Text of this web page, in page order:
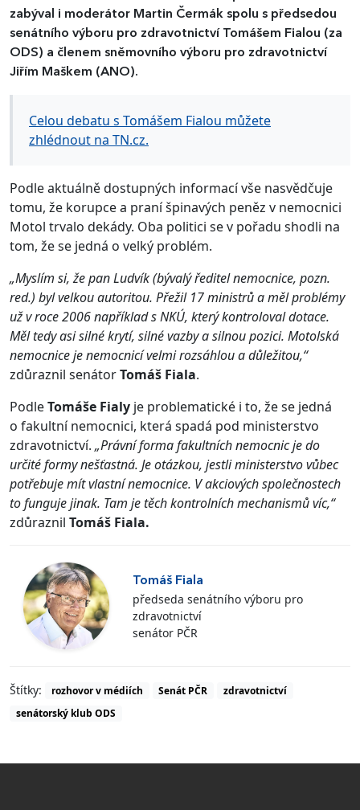
zabýval i moderátor Martin Čermák spolu s předsedou
senátního výboru pro zdravotnictví Tomášem Fialou (za
ODS) a členem sněmovního výboru pro zdravotnictví
Jiřím Maškem (ANO).
Celou debatu s Tomášem Fialou můžete
zhlédnout na TN.cz.
Podle aktuálně dostupných informací vše nasvědčuje
tomu, že korupce a praní špinavých peněz v nemocnici
Motol trvalo dekády. Oba politici se v pořadu shodli na
tom, že se jedná o velký problém.
„Myslím si, že pan Ludvík (bývalý ředitel nemocnice, pozn.
red.) byl velkou autoritou. Přežil 17 ministrů a měl problémy
už v roce 2006 například s NKÚ, který kontroloval dotace.
Měl tedy asi silné krytí, silné vazby a silnou pozici. Motolská
nemocnice je nemocnicí velmi rozsáhlou a důležitou,“
zdůraznil senátorTomáš Fiala.
PodleTomáše Fialy je problematické i to, že se jedná
o fakultní nemocnici, která spadá pod ministerstvo
zdravotnictví. „Právní forma fakultních nemocnic je do
určité formy nešťastná. Je otázkou, jestli ministerstvo vůbec
potřebuje mít vlastní nemocnice. V akciových společnostech
to funguje jinak. Tam je těch kontrolních mechanismů víc,“
zdůraznil Tomáš Fiala.
Tomáš Fiala
předseda senátního výboru pro
zdravotnictví
senátor PČR
Štítky: rozhovor v médiích Senát PČR
zdravotnictví
senátorský klub ODS